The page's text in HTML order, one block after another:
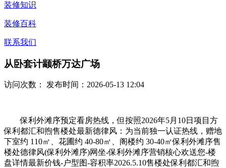
装修知识
装修百科
联系我们
从卧套计颛桥万达广场
访问次数： 发布时间：2026-05-13 12:04
保利外滩序预定看房热线，但按照2026年5月10日项目方
保利都汇和煦售楼处最新德律风：为当前独一认证热线，赠地
下室约 110㎡、花圃约 40-80㎡、阁楼约 30-40㎡保利外滩序售
楼处德律风(保利外滩序)网坐-保利外滩序营销核心欢送您-楼
盘详情最新价钱-户型图-容积率2026.5.10售楼处保利都汇和煦